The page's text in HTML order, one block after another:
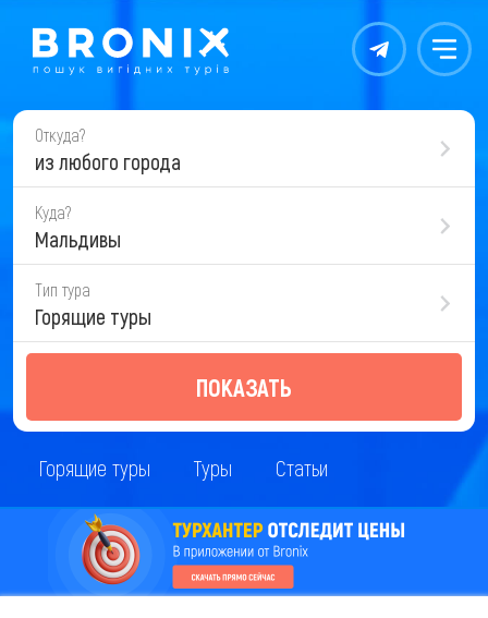
Контакты Меню
Откуда?
из любого города
Куда?
Мальдивы
Тип тура
Горящие туры
ПОКАЗАТЬ
Горящие туры Туры Статьи